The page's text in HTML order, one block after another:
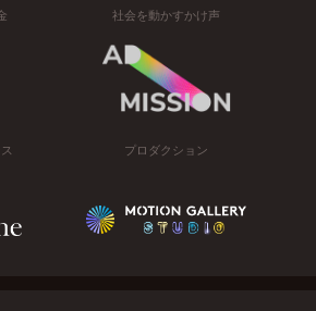
社会を動かすかけ声
プロダクション